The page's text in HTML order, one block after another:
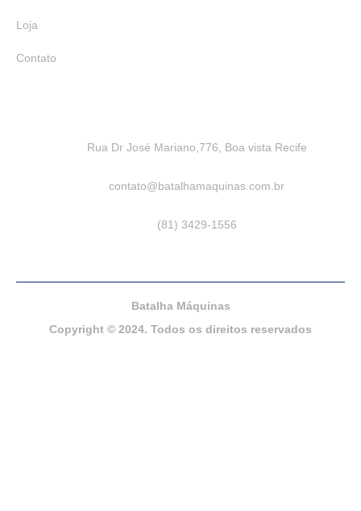
Loja
Contato
Rua Dr José Mariano,776, Boa vista Recife
contato@batalhamaquinas.com.br
(81) 3429-1556
Batalha Máquinas
Copyright © 2024. Todos os direitos reservados